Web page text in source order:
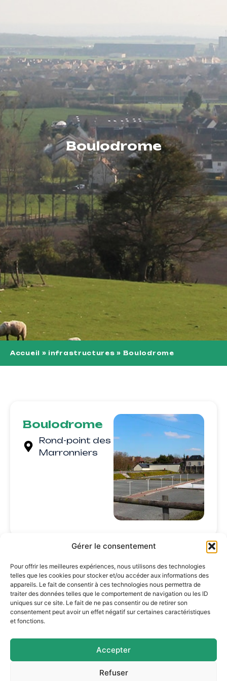
Gérer le consentement
Pour offrir les meilleures expériences, nous utilisons des technologies
telles que les cookies pour stocker et/ou accéder aux informations des
appareils. Le fait de consentir à ces technologies nous permettra de
traiter des données telles que le comportement de navigation ou les ID
uniques sur ce site. Le fait de ne pas consentir ou de retirer son
consentement peut avoir un effet négatif sur certaines caractéristiques
et fonctions.
Accepter
Refuser
Boulodrome
Accueil » infrastructures » Boulodrome
Boulodrome
Rond-point des
Marronniers
Mairie d'Argences
2 Pl. du Général Leclerc,
14370 Argences